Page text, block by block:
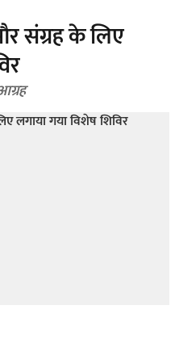
संग्रह के लिए